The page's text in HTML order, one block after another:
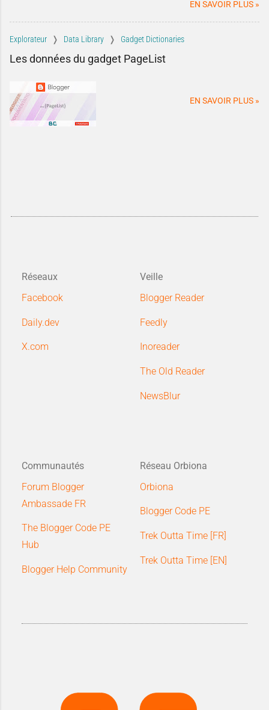
EN SAVOIR PLUS »
Explorateur Data Library Gadget Dictionaries
Les données du gadget PageList
EN SAVOIR PLUS »
Réseaux
Facebook
Daily.dev
X.com
Veille
Blogger Reader
Feedly
Inoreader
The Old Reader
NewsBlur
Communautés
Forum Blogger
Ambassade FR
The Blogger Code PE
Hub
Blogger Help Community
Réseau Orbiona
Orbiona
Blogger Code PE
Trek Outta Time [FR]
Trek Outta Time [EN]